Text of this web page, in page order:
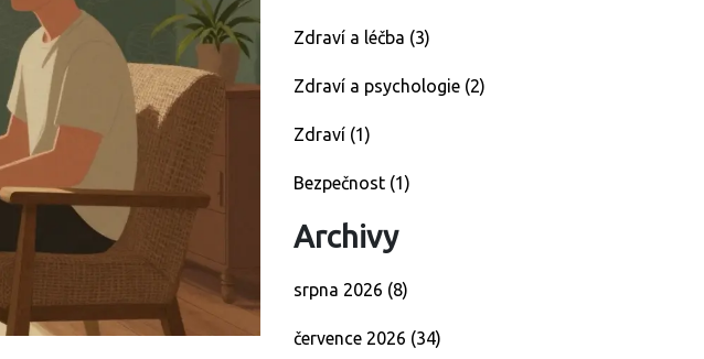
Zdraví a léčba (3)
Zdraví a psychologie (2)
Zdraví (1)
Bezpečnost (1)
Archivy
srpna 2026 (8)
července 2026 (34)